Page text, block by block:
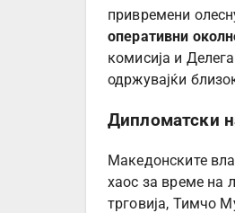
привремени
оперативни
комисија и
одржувајќи
Дипломатски
Македонските
хаос за време на
трговија, Тимчо